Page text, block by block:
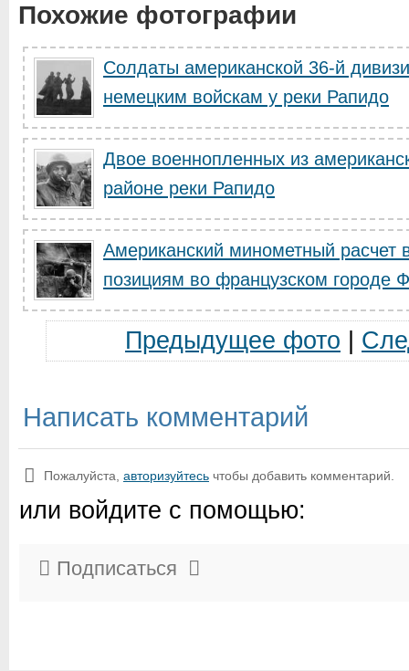
Похожие фотографии
Солдаты американской 36-й
немецким войскам у реки Рапидо
Двое военнопленных из
районе реки Рапидо
Американский минометный расчет
позициям во французском городе
Предыдущее фото
Написать комментарий
Пожалуйста, авторизуйтесь чтобы добавить комментарий.
или войдите с помощью:
Подписаться